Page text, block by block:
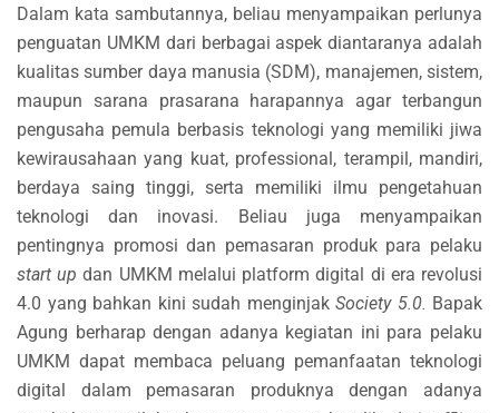
Dalam kata sambutannya, beliau menyampaikan perlunya
penguatan UMKM dari berbagai aspek diantaranya adalah
kualitas sumber daya manusia (SDM), manajemen, sistem,
maupun sarana prasarana harapannya agar terbangun
pengusaha pemula berbasis teknologi yang memiliki jiwa
kewirausahaan yang kuat, professional, terampil, mandiri,
berdaya saing tinggi, serta memiliki ilmu pengetahuan
teknologi dan inovasi. Beliau juga menyampaikan
pentingnya promosi dan pemasaran produk para pelaku
start up dan UMKM melalui platform digital di era revolusi
4.0 yang bahkan kini sudah menginjak Society 5.0. Bapak
Agung berharap dengan adanya kegiatan ini para pelaku
UMKM dapat membaca peluang pemanfaatan teknologi
digital dalam pemasaran produknya dengan adanya